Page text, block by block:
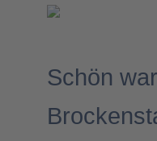
Schön